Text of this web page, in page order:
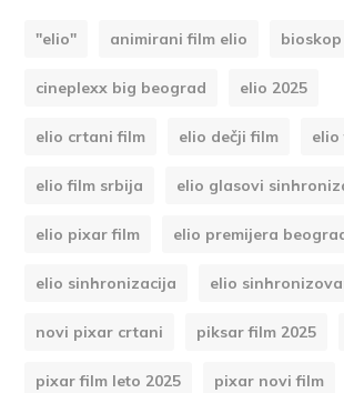
"elio" animirani film elio bioskop
cineplexx big beograd elio 2025
elio crtani film elio dečji film elio
elio film srbija elio glasovi
elio pixar film elio premijera
elio sinhronizacija elio
novi pixar crtani piksar film 2025
pixar film leto 2025 pixar novi film